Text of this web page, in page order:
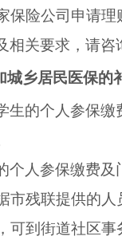
保险公司申请
相关要求，请咨
城乡居民医保的
生的个人参保
个人参保缴费
市残联提供的
可到街道社区事